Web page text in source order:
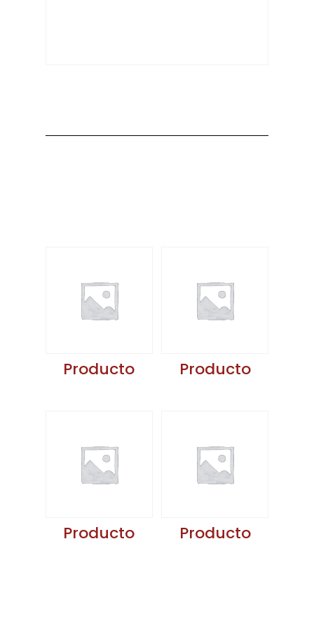
Producto Producto
Producto Producto